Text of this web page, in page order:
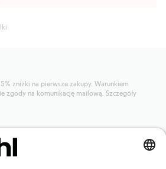
zniżki na pierwsze zakupy. Warunkiem
zgody na komunikację mailową. Szczegóły